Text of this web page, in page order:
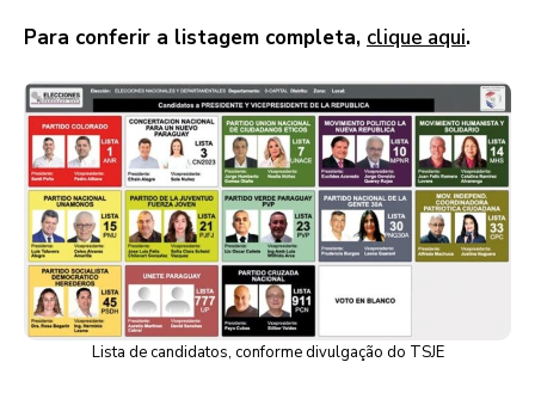
Para conferir a listagem completa, clique aqui.
Lista de candidatos, conforme divulgação do TSJE